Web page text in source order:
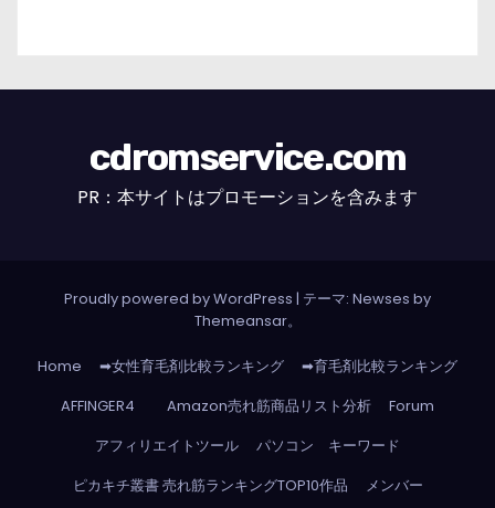
cdromservice.com
PR：本サイトはプロモーションを含みます
Proudly powered by WordPress | テーマ: Newses by
Themeansar。
Home ➡女性育毛剤比較ランキング
➡育毛剤比較ランキング
AFFINGER4
Amazon売れ筋商品リスト分析
Forum
アフィリエイトツール
パソコン キーワード
ピカキチ叢書 売れ筋ランキングTOP10作品
メンバー